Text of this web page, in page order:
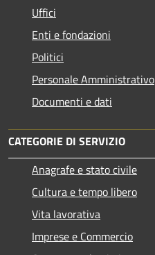
Uffici
Enti e fondazioni
Politici
Personale Amministrativo
Documenti e dati
CATEGORIE DI SERVIZIO
Anagrafe e stato civile
Cultura e tempo libero
Vita lavorativa
Imprese e Commercio